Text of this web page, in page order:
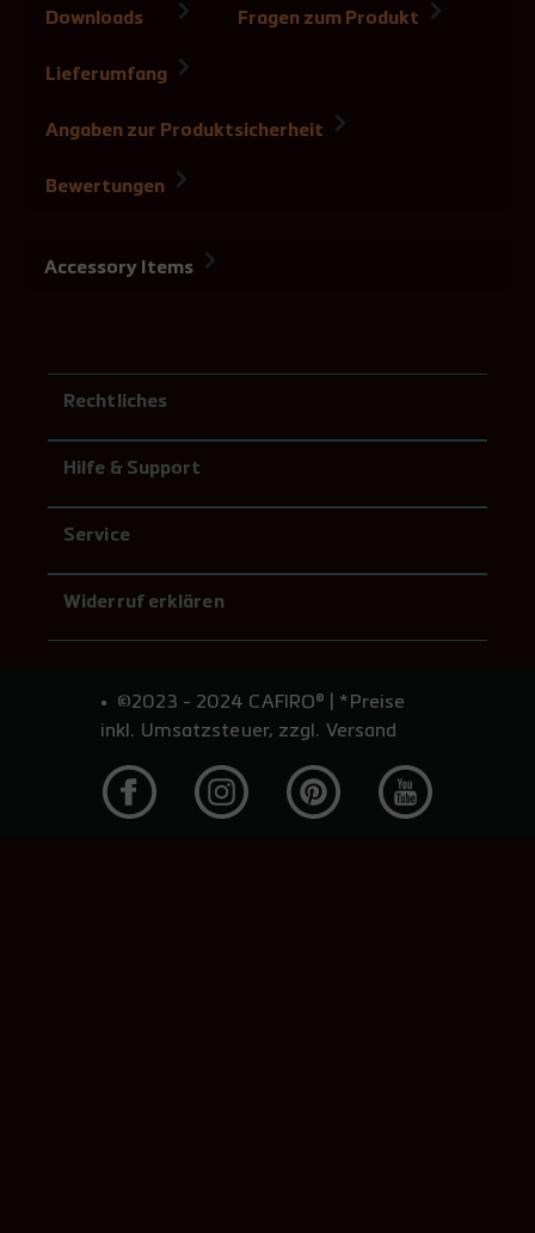
Downloads Fragen zum Produkt
Lieferumfang
Angaben zur Produktsicherheit
Bewertungen
Accessory Items
Rechtliches
Hilfe & Support
Service
Widerruf erklären
©2023 - 2024 CAFIRO® | *Preise
inkl. Umsatzsteuer, zzgl. Versand